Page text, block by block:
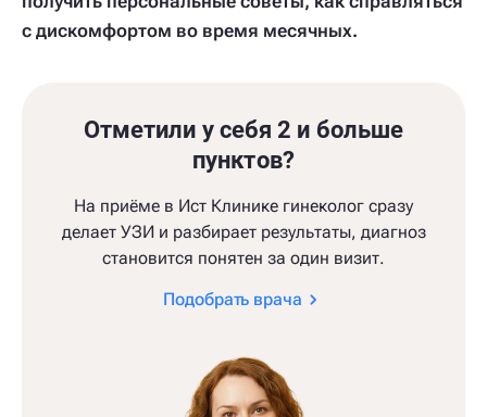
с дискомфортом во время месячных.
Отметили у себя 2 и больше
пунктов?
На приёме в Ист Клинике гинеколог сразу
делает УЗИ и разбирает результаты, диагноз
становится понятен за один визит.
Подобрать врача